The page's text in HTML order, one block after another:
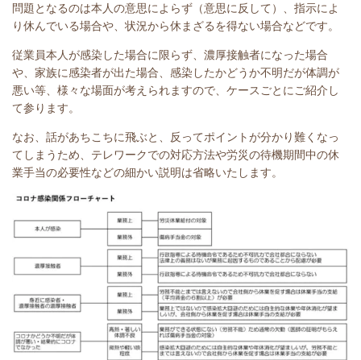
問題となるのは本人の意思によらず（意思に反して）、指示によ
り休んでいる場合や、状況から休まざるを得ない場合などです。
従業員本人が感染した場合に限らず、濃厚接触者になった場合
や、家族に感染者が出た場合、感染したかどうか不明だが体調が
悪い等、様々な場面が考えられますので、ケースごとにご紹介し
て参ります。
なお、話があちこちに飛ぶと、反ってポイントが分かり難くなっ
てしまうため、テレワークでの対応方法や労災の待機期間中の休
業手当の必要性などの細かい説明は省略いたします。